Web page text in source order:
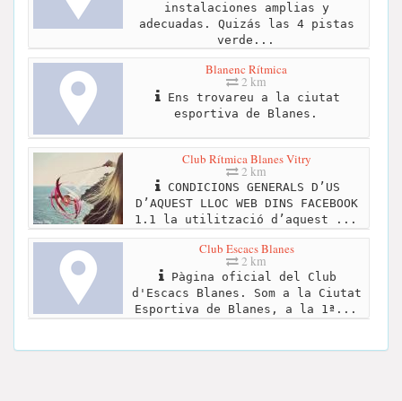
instalaciones amplias y
adecuadas. Quizás las 4 pistas
verde...
Blanenc Rítmica
2 km
Ens trovareu a la ciutat
esportiva de Blanes.
Club Rítmica Blanes Vitry
2 km
CONDICIONS GENERALS D’US
D’AQUEST LLOC WEB DINS FACEBOOK
1.1 la utilització d’aquest ...
Club Escacs Blanes
2 km
Pàgina oficial del Club
d'Escacs Blanes. Som a la Ciutat
Esportiva de Blanes, a la 1ª...